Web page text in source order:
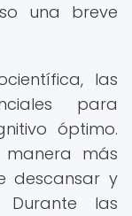
una breve
las
para
óptimo.
manera más
descansar y
Durante las